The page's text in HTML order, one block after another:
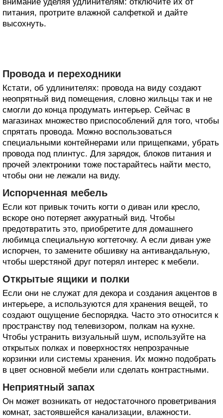
питания, протрите влажной салфеткой и дайте
высохнуть.
Провода и переходники
Кстати, об удлинителях: провода на виду создают
неопрятный вид помещения, словно жильцы так и не
смогли до конца продумать интерьер. Сейчас в
магазинах множество приспособлений для того, чтобы
спрятать провода. Можно воспользоваться
специальными контейнерами или прищепками, убрать
провода под плинтус. Для зарядок, блоков питания и
прочей электроники тоже постарайтесь найти место,
чтобы они не лежали на виду.
Испорченная мебель
Если кот привык точить когти о диван или кресло,
вскоре оно потеряет аккуратный вид. Чтобы
предотвратить это, приобретите для домашнего
любимца специальную когтеточку. А если диван уже
испорчен, то замените обшивку на антивандальную,
чтобы шерстяной друг потерял интерес к мебели.
Открытые ящики и полки
Если они не служат для декора и создания акцентов в
интерьере, а используются для хранения вещей, то
создают ощущение беспорядка. Часто это относится к
пространству под телевизором, полкам на кухне.
Чтобы устранить визуальный шум, используйте на
открытых полках и поверхностях непрозрачные
корзинки или системы хранения. Их можно подобрать
в цвет основной мебели или сделать контрастными.
Неприятный запах
Он может возникать от недостаточного проветривания
комнат, застоявшейся канализации, влажности.